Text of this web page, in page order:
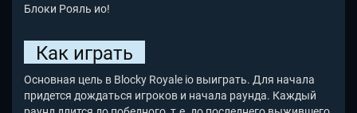
Блоки Рояль ио!
Как играть
Основная цель в Blocky Royale io выиграть. Для начала
придется дождаться игроков и начала раунда. Каждый